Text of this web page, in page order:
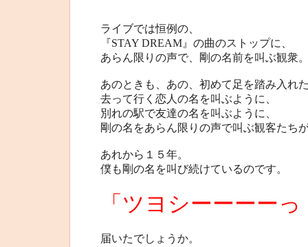
ライブでは恒例の、
『STAY DREAM』の曲のストップに、
あらん限りの声で、剛の名前を叫ぶ観衆
あのときも、あの、初めて足を踏み入れ
去って行く恋人の名を叫ぶように、
別れの駅で友達の名を叫ぶように、
剛の名をあらん限りの声で叫ぶ観客たち
あれから１５年。
僕も剛の名を叫び続けているのです。
「ツヨシーーーーっ
届いたでしょうか。